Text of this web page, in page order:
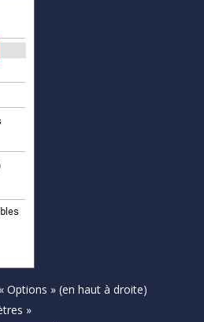
Options » (en haut à droite)
»